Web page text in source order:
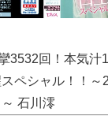
士さん、NHKから
る 昔は良かったっ
3532回！本気汁
ペシャル！！～
石川澪